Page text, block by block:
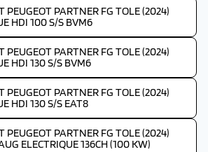
PEUGEOT PARTNER FG TOLE (2024)
HDI 100 S/S BVM6
PEUGEOT PARTNER FG TOLE (2024)
HDI 130 S/S BVM6
PEUGEOT PARTNER FG TOLE (2024)
HDI 130 S/S EAT8
PEUGEOT PARTNER FG TOLE (2024)
ELECTRIQUE 136CH (100 KW)